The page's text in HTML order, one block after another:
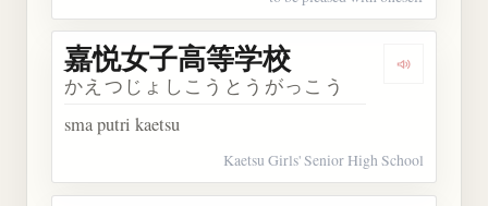
Dengarkan
嘉悦女子高等学校
かえつじょしこうとうがっこう
sma putri kaetsu
Kaetsu Girls' Senior High School